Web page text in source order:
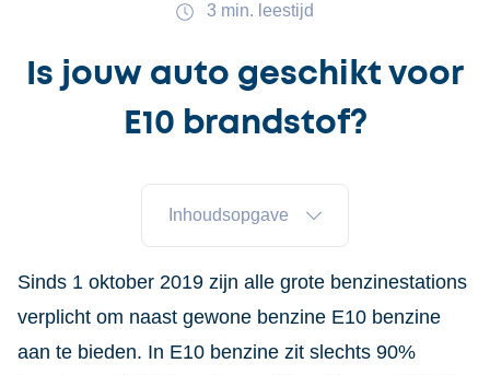
3 min. leestijd
Is jouw auto geschikt voor
E10 brandstof?
Inhoudsopgave
Sinds 1 oktober 2019 zijn alle grote benzinestations
verplicht om naast gewone benzine E10 benzine
aan te bieden. In E10 benzine zit slechts 90%